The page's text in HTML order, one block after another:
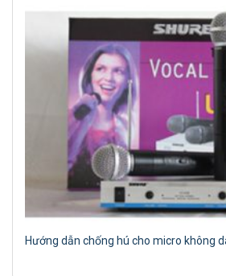
Hướng dẫn chống hú cho micro không